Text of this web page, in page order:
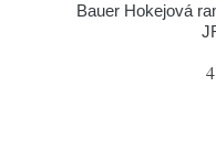
Bauer Hokejová